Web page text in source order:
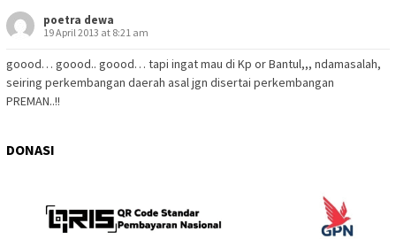
poetra dewa
19 April 2013 at 8:21 am
goood… goood.. goood… tapi ingat mau di Kp or Bantul,,, ndamasalah,
seiring perkembangan daerah asal jgn disertai perkembangan
PREMAN..!!
DONASI